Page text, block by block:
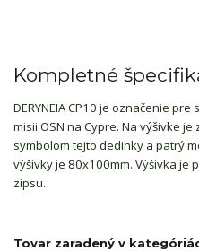
Kompletné
DERYNEIA CP10 je označenie
misii OSN na Cypre. Na výšivke
symbolom tejto dedinky a patrý
výšivky je 80x100mm. Výšivka je
zipsu.
Tovar zaradený v